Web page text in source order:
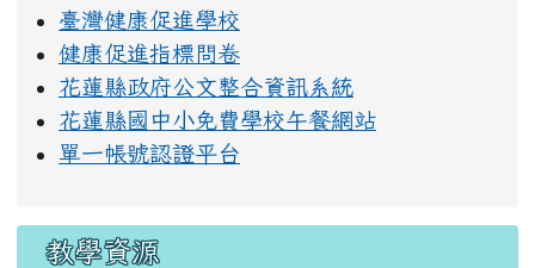
臺灣健康促進學校
健康促進指標問卷
花蓮縣政府公文整合資訊系統
花蓮縣國中小免費學校午餐網站
單一帳號認證平台
教學資源